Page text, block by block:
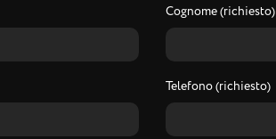
Cognome (richiesto)
Telefono (richiesto)